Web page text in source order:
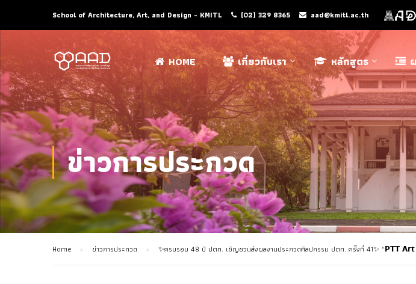
School of Architecture, Art, and Design - KMITL (02) 329 8365 aad@kmitl.ac.th
HOME เกี่ยวกับเรา หลักสูตร
ข่าวการประกวด
Home ข่าวการประกวด ✨ครบรอบ 48 ปี ปตท. เชิญชวนส่งผลงานประกวดศิลปกรรม ปตท. ครั้งที่ 41✨️ “𝗣𝗧𝗧